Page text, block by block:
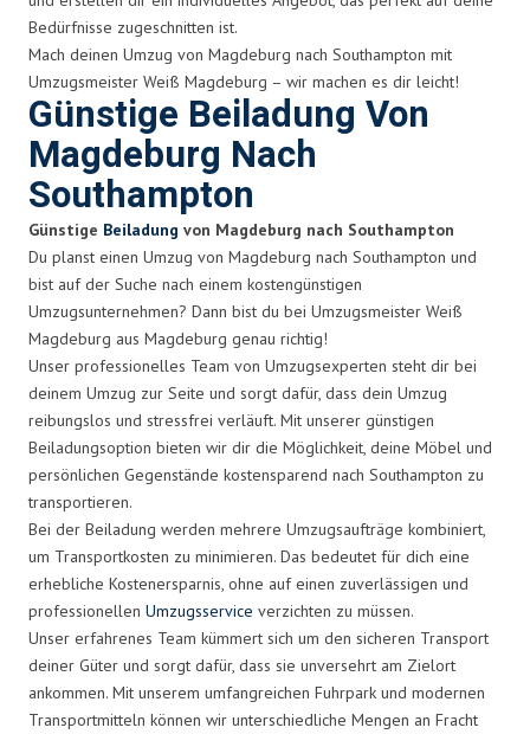
Bedürfnisse zugeschnitten ist.
Mach deinen Umzug von Magdeburg nach Southampton mit
Umzugsmeister Weiß Magdeburg – wir machen es dir leicht!
Günstige Beiladung Von
Magdeburg Nach
Southampton
Günstige Beiladung von Magdeburg nach Southampton
Du planst einen Umzug von Magdeburg nach Southampton und
bist auf der Suche nach einem kostengünstigen
Umzugsunternehmen? Dann bist du bei Umzugsmeister Weiß
Magdeburg aus Magdeburg genau richtig!
Unser professionelles Team von Umzugsexperten steht dir bei
deinem Umzug zur Seite und sorgt dafür, dass dein Umzug
reibungslos und stressfrei verläuft. Mit unserer günstigen
Beiladungsoption bieten wir dir die Möglichkeit, deine Möbel und
persönlichen Gegenstände kostensparend nach Southampton zu
transportieren.
Bei der Beiladung werden mehrere Umzugsaufträge kombiniert,
um Transportkosten zu minimieren. Das bedeutet für dich eine
erhebliche Kostenersparnis, ohne auf einen zuverlässigen und
professionellen Umzugsservice verzichten zu müssen.
Unser erfahrenes Team kümmert sich um den sicheren Transport
deiner Güter und sorgt dafür, dass sie unversehrt am Zielort
ankommen. Mit unserem umfangreichen Fuhrpark und modernen
Transportmitteln können wir unterschiedliche Mengen an Fracht